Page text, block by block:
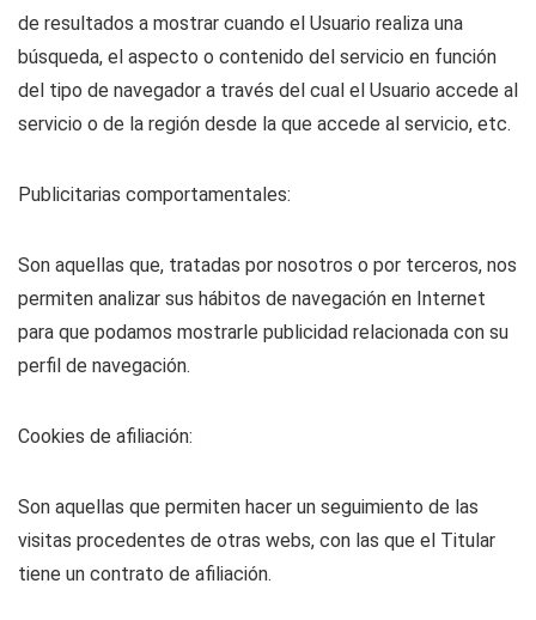
de resultados a mostrar cuando el Usuario realiza una
búsqueda, el aspecto o contenido del servicio en función
del tipo de navegador a través del cual el Usuario accede al
servicio o de la región desde la que accede al servicio, etc.
Publicitarias comportamentales:
Son aquellas que, tratadas por nosotros o por terceros, nos
permiten analizar sus hábitos de navegación en Internet
para que podamos mostrarle publicidad relacionada con su
perfil de navegación.
Cookies de afiliación:
Son aquellas que permiten hacer un seguimiento de las
visitas procedentes de otras webs, con las que el Titular
tiene un contrato de afiliación.